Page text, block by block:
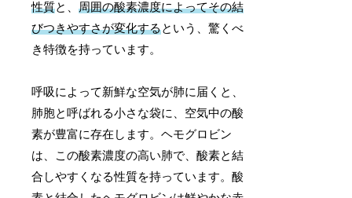
性質と、周囲の酸素濃度によってその結
びつきやすさが変化するという、驚くべ
き特徴を持っています。
呼吸によって新鮮な空気が肺に届くと、
肺胞と呼ばれる小さな袋に、空気中の酸
素が豊富に存在します。ヘモグロビン
は、この酸素濃度の高い肺で、酸素と結
合しやすくなる性質を持っています。酸